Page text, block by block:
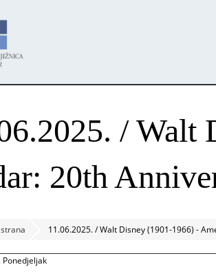
/ Walt
20th
11.06.2025. / Walt Disney (1901-1966) -
Ponedjeljak